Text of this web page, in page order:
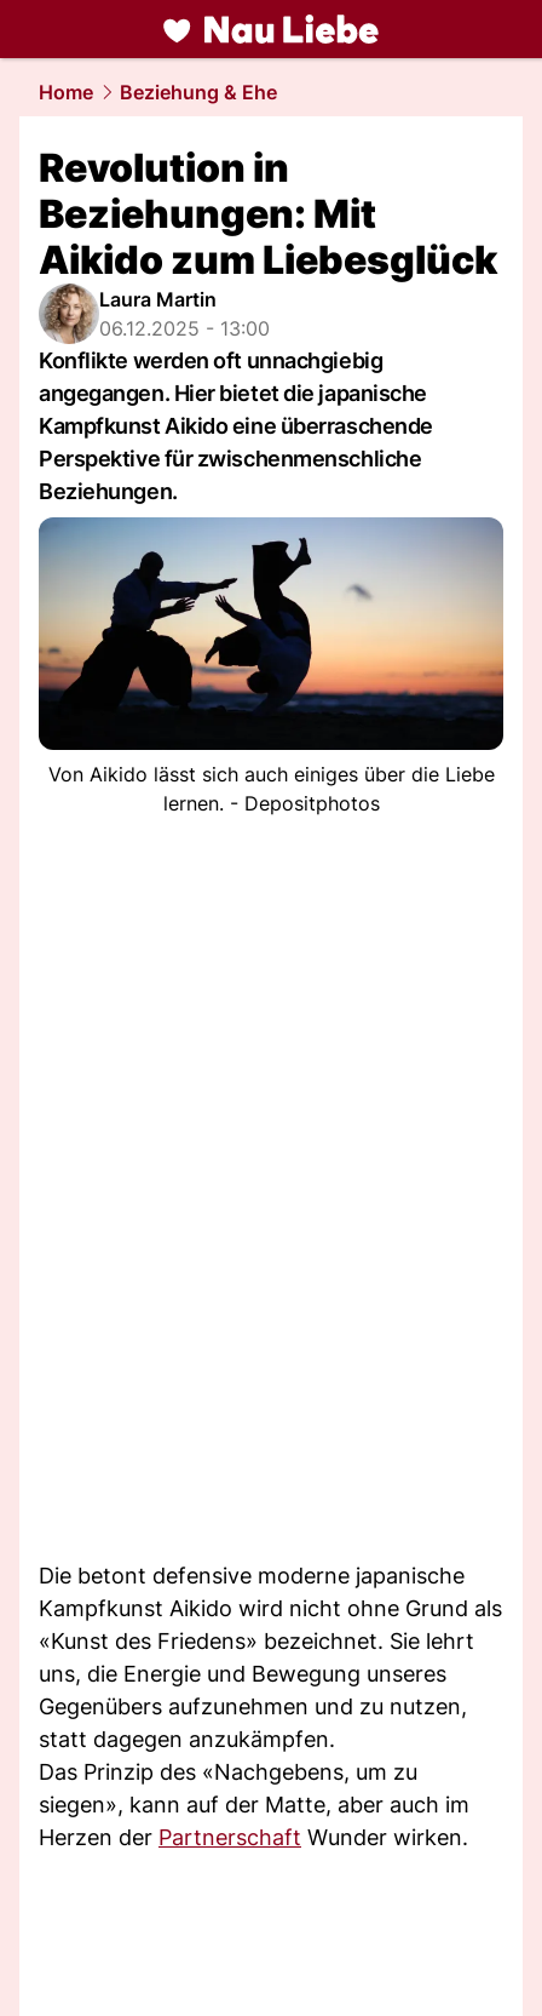
liebe.NAU.ch
Home Beziehung & Ehe
Revolution in
Beziehungen: Mit
Aikido zum Liebesglück
Laura Martin
06.12.2025 - 13:00
Konflikte werden oft unnachgiebig
angegangen. Hier bietet die japanische
Kampfkunst Aikido eine überraschende
Perspektive für zwischenmenschliche
Beziehungen.
Von Aikido lässt sich auch einiges über die Liebe
lernen. - Depositphotos
Die betont defensive moderne japanische
Kampfkunst Aikido wird nicht ohne Grund als
«Kunst des Friedens» bezeichnet. Sie lehrt
uns, die Energie und Bewegung unseres
Gegenübers aufzunehmen und zu nutzen,
statt dagegen anzukämpfen.
Das Prinzip des «Nachgebens, um zu
siegen», kann auf der Matte, aber auch im
Herzen der Partnerschaft Wunder wirken.